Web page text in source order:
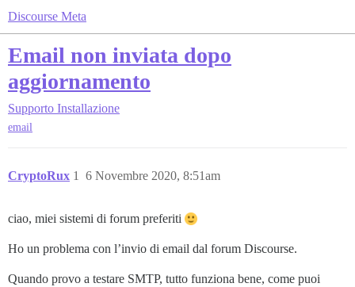
Discourse Meta
Email non inviata dopo
aggiornamento
Supporto Installazione
email
CryptoRux 6 Novembre 2020, 8:51am
1
ciao, miei sistemi di forum preferiti
Ho un problema con l’invio di email dal forum Discourse.
Quando provo a testare SMTP, tutto funziona bene, come puoi